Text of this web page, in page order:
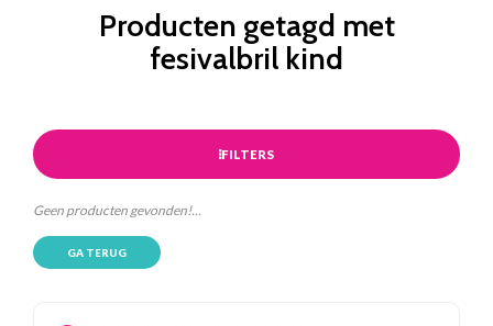
Producten getagd met
fesivalbril kind
FILTERS
Geen producten gevonden!...
GA TERUG